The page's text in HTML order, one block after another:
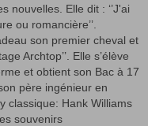
nouvelles. Elle dit : ‘’J'ai
ou romancière’’.
son premier cheval et
Archtop’’. Elle s’élève
et obtient son Bac à 17
père ingénieur en
classique: Hank Williams
souvenirs